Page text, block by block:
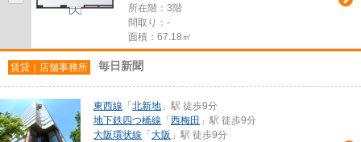
所在階：3階
間取り：-
面積：67.18㎡
賃貸｜店舗事務所 毎日新聞
東西線 「 北新地 」駅 徒歩9分
地下鉄四つ橋線 「 西梅田 」駅 徒歩9分
大阪環状線 「 大阪 」駅 徒歩9分